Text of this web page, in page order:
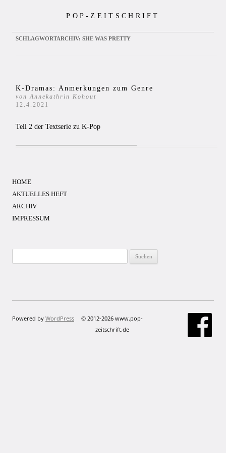
POP-ZEITSCHRIFT
SCHLAGWORTARCHIV: SHE WAS PRETTY
K-Dramas: Anmerkungen zum Genre
von Annekathrin Kohout
12.4.2021
Teil 2 der Textserie zu K-Pop
HOME
AKTUELLES HEFT
ARCHIV
IMPRESSUM
nach:
Powered by WordPress
© 2012-2026 www.pop-
zeitschrift.de